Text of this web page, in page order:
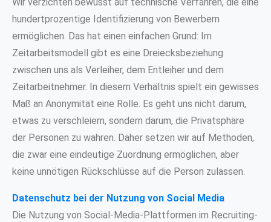
hundertprozentige Identifizierung von Bewerbern
ermöglichen. Das hat einen einfachen Grund: Im
Zeitarbeitsmodell gibt es eine Dreiecksbeziehung
zwischen uns als Verleiher, dem Entleiher und dem
Zeitarbeitnehmer. In diesem Verhältnis spielt ein gewisses
Maß an Anonymität eine Rolle. Es geht uns nicht darum,
etwas zu verschleiern, sondern darum, die Privatsphäre
der Personen zu wahren. Daher setzen wir auf Methoden,
die zwar eine eindeutige Zuordnung ermöglichen, aber
keine unnötigen Rückschlüsse auf die Person zulassen.
Datenschutz bei der Nutzung von Social Media
Die Nutzung von Social-Media-Plattformen im Recruiting-